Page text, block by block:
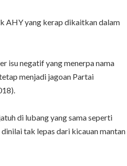
AHY yang kerap dikaitkan dalam
isu negatif yang menerpa nama
menjadi jagoan Partai
di lubang yang sama seperti
tak lepas dari kicauan mantan